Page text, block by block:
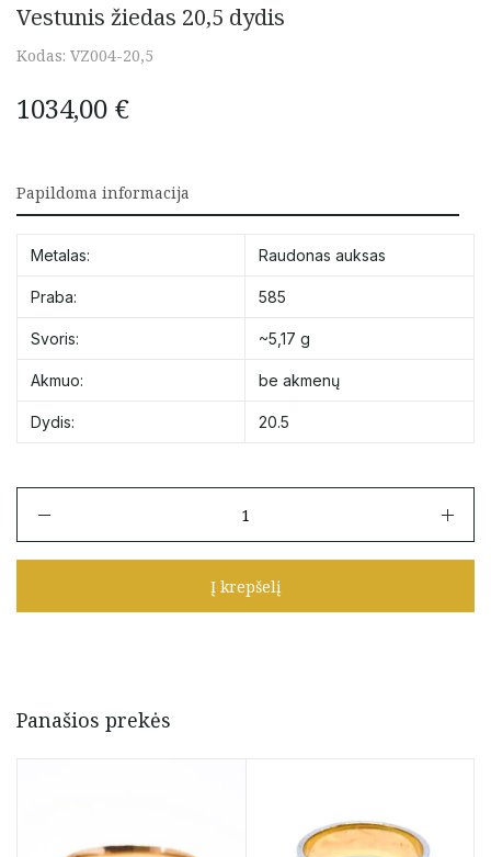
Vestunis žiedas 20,5 dydis
Kodas: VZ004-20,5
1034,00 €
Papildoma informacija
Metalas: Raudonas auksas
Praba: 585
Svoris: ~5,17 g
Akmuo: be akmenų
Dydis: 20.5
Vestunis
dydis
Į krepšelį
Panašios prekės